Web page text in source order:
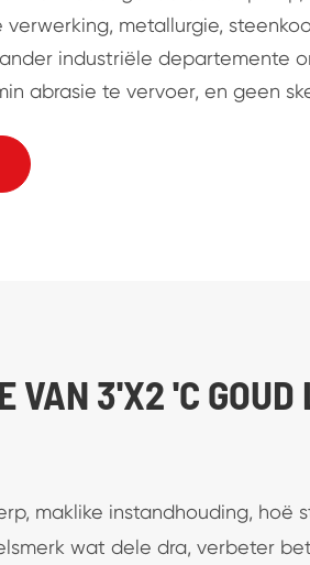
verwerking, metallurgie,
industriële departemente
abrasie te vervoer, en geen
VAN 3'X2 'C
maklike instandhouding, hoë
wat dele dra, verbeter